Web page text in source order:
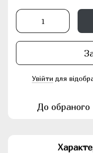
Увійти для
До обраного